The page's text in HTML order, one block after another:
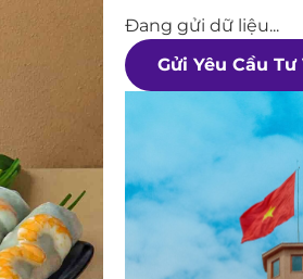
Đang gửi dữ liệu...
Gửi Yêu Cầu Tư